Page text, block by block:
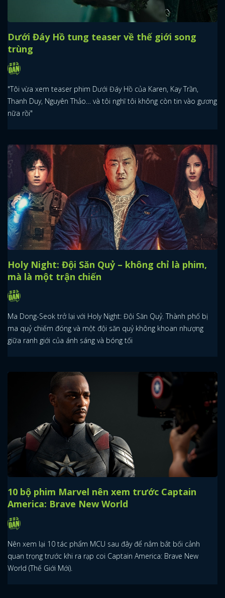
Dưới Đáy Hồ tung teaser về thế giới song
trùng
"Tôi vừa xem teaser phim Dưới Đáy Hồ của Karen, Kay Trần,
Thanh Duy, Nguyên Thảo… và tôi nghĩ tôi không còn tin vào gương
nữa rồi"
Holy Night: Đội Săn Quỷ – không chỉ là phim,
mà là một trận chiến
Ma Dong-Seok trở lại với Holy Night: Đội Săn Quỷ. Thành phố bị
ma quỷ chiếm đóng và một đội săn quỷ không khoan nhượng
giữa ranh giới của ánh sáng và bóng tối
10 bộ phim Marvel nên xem trước Captain
America: Brave New World
Nên xem lại 10 tác phẩm MCU sau đây để nắm bắt bối cảnh
quan trọng trước khi ra rạp coi Captain America: Brave New
World (Thế Giới Mới).